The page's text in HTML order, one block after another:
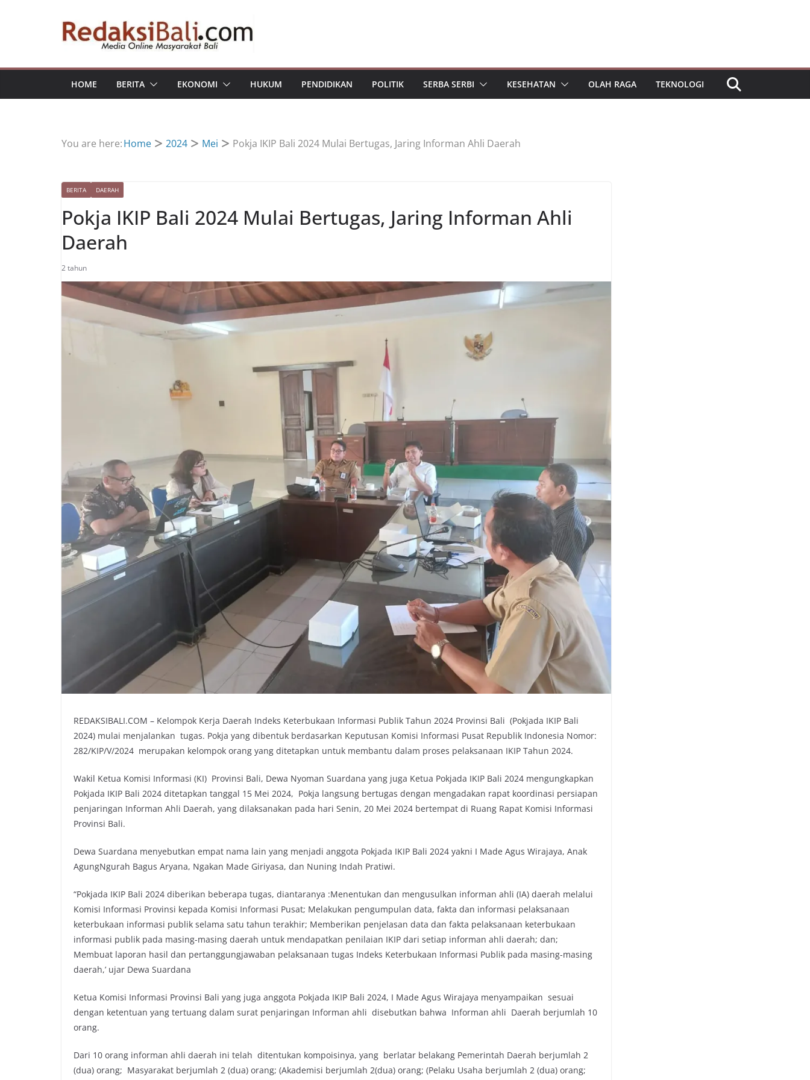
HOME BERITA EKONOMI HUKUM PENDIDIKAN POLITIK SERBA SERBI KESEHATAN OLAH RAGA TEKNOLOGI
You are here:Home 2024 Mei Pokja IKIP Bali 2024 Mulai Bertugas, Jaring Informan Ahli Daerah
BERITA DAERAH
Pokja IKIP Bali 2024 Mulai Bertugas, Jaring Informan Ahli
Daerah
2 tahun
REDAKSIBALI.COM – Kelompok Kerja Daerah Indeks Keterbukaan Informasi Publik Tahun 2024 Provinsi Bali (Pokjada IKIP Bali
2024) mulai menjalankan tugas. Pokja yang dibentuk berdasarkan Keputusan Komisi Informasi Pusat Republik Indonesia Nomor:
282/KIP/V/2024 merupakan kelompok orang yang ditetapkan untuk membantu dalam proses pelaksanaan IKIP Tahun 2024.
Wakil Ketua Komisi Informasi (KI) Provinsi Bali, Dewa Nyoman Suardana yang juga Ketua Pokjada IKIP Bali 2024 mengungkapkan
Pokjada IKIP Bali 2024 ditetapkan tanggal 15 Mei 2024, Pokja langsung bertugas dengan mengadakan rapat koordinasi persiapan
penjaringan Informan Ahli Daerah, yang dilaksanakan pada hari Senin, 20 Mei 2024 bertempat di Ruang Rapat Komisi Informasi
Provinsi Bali.
Dewa Suardana menyebutkan empat nama lain yang menjadi anggota Pokjada IKIP Bali 2024 yakni I Made Agus Wirajaya, Anak
AgungNgurah Bagus Aryana, Ngakan Made Giriyasa, dan Nuning Indah Pratiwi.
“Pokjada IKIP Bali 2024 diberikan beberapa tugas, diantaranya :Menentukan dan mengusulkan informan ahli (IA) daerah melalui
Komisi Informasi Provinsi kepada Komisi Informasi Pusat; Melakukan pengumpulan data, fakta dan informasi pelaksanaan
keterbukaan informasi publik selama satu tahun terakhir; Memberikan penjelasan data dan fakta pelaksanaan keterbukaan
informasi publik pada masing-masing daerah untuk mendapatkan penilaian IKIP dari setiap informan ahli daerah; dan;
Membuat laporan hasil dan pertanggungjawaban pelaksanaan tugas Indeks Keterbukaan Informasi Publik pada masing-masing
daerah,’ ujar Dewa Suardana
Ketua Komisi Informasi Provinsi Bali yang juga anggota Pokjada IKIP Bali 2024, I Made Agus Wirajaya menyampaikan sesuai
dengan ketentuan yang tertuang dalam surat penjaringan Informan ahli disebutkan bahwa Informan ahli Daerah berjumlah 10
orang.
Dari 10 orang informan ahli daerah ini telah ditentukan kompoisinya, yang berlatar belakang Pemerintah Daerah berjumlah 2
(dua) orang; Masyarakat berjumlah 2 (dua) orang; (Akademisi berjumlah 2(dua) orang; (Pelaku Usaha berjumlah 2 (dua) orang;